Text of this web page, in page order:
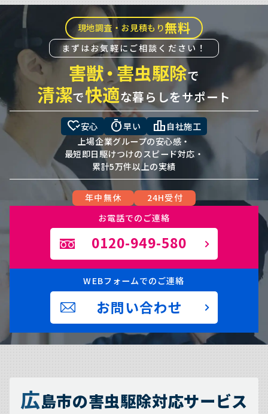
現地調査・お見積もり無料
まずはお気軽にご相談ください！
害獣・害虫駆除で
清潔で快適な暮らしをサポート
heart_check安心 timer早い leaderboard 自社施工
上場企業グループの安心感・
最短即日駆けつけのスピード対応・
累計5万件以上の実績
年中無休
24H受付
お電話でのご連絡
0120-949-580
WEBフォームでのご連絡
お問い合わせ
広島市の害虫駆除対応サービス